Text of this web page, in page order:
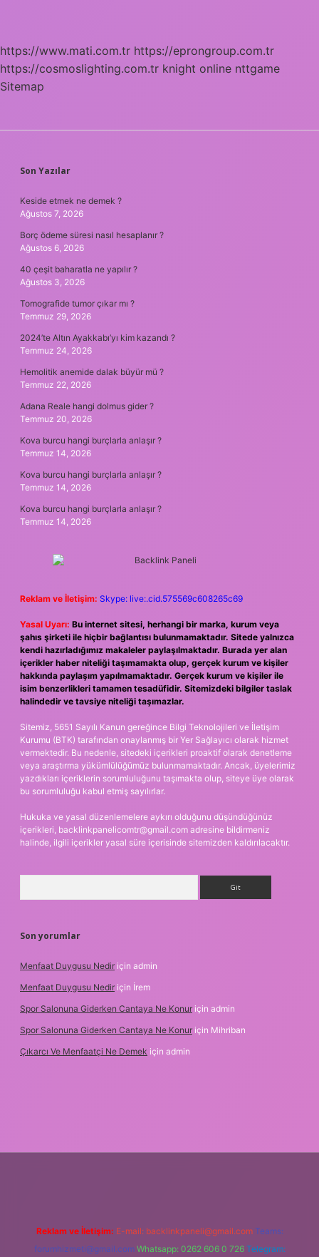
https://www.mati.com.tr https://eprongroup.com.tr
https://cosmoslighting.com.tr knight online nttgame
Sitemap
SIDEBAR
Son Yazılar
Keside etmek ne demek ?
Ağustos 7, 2026
Borç ödeme süresi nasıl hesaplanır ?
Ağustos 6, 2026
40 çeşit baharatla ne yapılır ?
Ağustos 3, 2026
Tomografide tumor çıkar mı ?
Temmuz 29, 2026
2024’te Altın Ayakkabı’yı kim kazandı ?
Temmuz 24, 2026
Hemolitik anemide dalak büyür mü ?
Temmuz 22, 2026
Adana Reale hangi dolmus gider ?
Temmuz 20, 2026
Kova burcu hangi burçlarla anlaşır ?
Temmuz 14, 2026
Kova burcu hangi burçlarla anlaşır ?
Temmuz 14, 2026
Kova burcu hangi burçlarla anlaşır ?
Temmuz 14, 2026
Reklam ve İletişim: Skype: live:.cid.575569c608265c69
Yasal Uyarı: Bu internet sitesi, herhangi bir marka, kurum veya
şahıs şirketi ile hiçbir bağlantısı bulunmamaktadır. Sitede yalnızca
kendi hazırladığımız makaleler paylaşılmaktadır. Burada yer alan
içerikler haber niteliği taşımamakta olup, gerçek kurum ve kişiler
hakkında paylaşım yapılmamaktadır. Gerçek kurum ve kişiler ile
isim benzerlikleri tamamen tesadüfidir. Sitemizdeki bilgiler taslak
halindedir ve tavsiye niteliği taşımazlar.
Sitemiz, 5651 Sayılı Kanun gereğince Bilgi Teknolojileri ve İletişim
Kurumu (BTK) tarafından onaylanmış bir Yer Sağlayıcı olarak hizmet
vermektedir. Bu nedenle, sitedeki içerikleri proaktif olarak denetleme
veya araştırma yükümlülüğümüz bulunmamaktadır. Ancak, üyelerimiz
yazdıkları içeriklerin sorumluluğunu taşımakta olup, siteye üye olarak
bu sorumluluğu kabul etmiş sayılırlar.
Hukuka ve yasal düzenlemelere aykırı olduğunu düşündüğünüz
içerikleri, backlinkpanelicomtr@gmail.com adresine bildirmeniz
halinde, ilgili içerikler yasal süre içerisinde sitemizden kaldırılacaktır.
Son yorumlar
Menfaat Duygusu Nedir için admin
Menfaat Duygusu Nedir için İrem
Spor Salonuna Giderken Cantaya Ne Konur için admin
Spor Salonuna Giderken Cantaya Ne Konur için Mihriban
Çıkarcı Ve Menfaatçi Ne Demek için admin
Reklam ve İletişim: E-mail: backlinkpaneli@gmail.com Teams:
forumhizmeti@gmail.com Whatsapp: 0262 606 0 726 Telegram: